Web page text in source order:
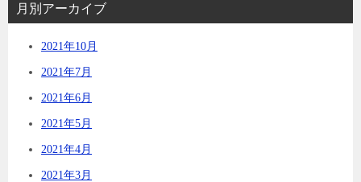
月別アーカイブ
2021年10月
2021年7月
2021年6月
2021年5月
2021年4月
2021年3月